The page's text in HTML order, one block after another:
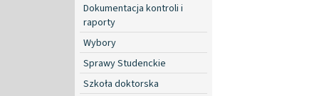
Dokumentacja kontroli i
raporty
Wybory
Sprawy Studenckie
Szkoła doktorska